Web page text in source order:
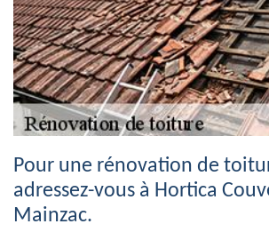
Pour une rénovation de
adressez-vous à Hortica
Mainzac.